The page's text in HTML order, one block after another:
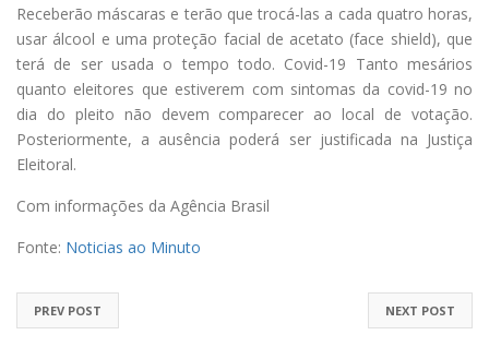
Receberão máscaras e terão que trocá-las a cada quatro horas,
usar álcool e uma proteção facial de acetato (face shield), que
terá de ser usada o tempo todo. Covid-19 Tanto mesários
quanto eleitores que estiverem com sintomas da covid-19 no
dia do pleito não devem comparecer ao local de votação.
Posteriormente, a ausência poderá ser justificada na Justiça
Eleitoral.
Com informações da Agência Brasil
Fonte: Noticias ao Minuto
NEXT POST
PREV POST